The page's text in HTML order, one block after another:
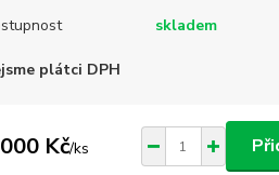
skladem
plátci DPH
Kč/ks